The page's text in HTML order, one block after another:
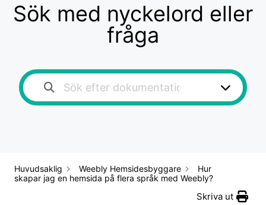
Sök med nyckelord eller
fråga
Huvudsaklig Weebly Hemsidesbyggare
Hur
skapar jag en hemsida på flera språk med Weebly?
Skriva ut